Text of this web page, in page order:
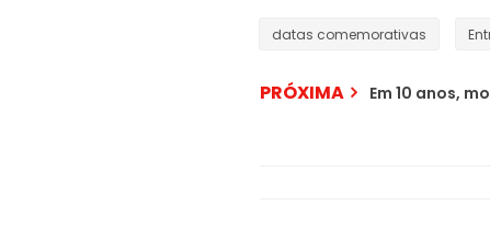
datas comemorativas
PRÓXIMA Em 10 anos,